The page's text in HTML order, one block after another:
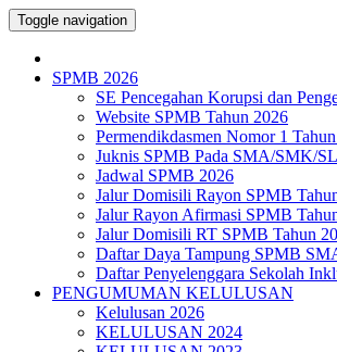
Toggle navigation
SPMB 2026
SE Pencegahan Korupsi dan
Website SPMB Tahun 2026
Permendikdasmen Nomor 1
Juknis SPMB Pada SMA/SMK/
Jadwal SPMB 2026
Jalur Domisili Rayon SPMB
Jalur Rayon Afirmasi SPMB
Jalur Domisili RT SPMB Tahun
Daftar Daya Tampung SPMB
Daftar Penyelenggara Sekolah
PENGUMUMAN KELULUSAN
Kelulusan 2026
KELULUSAN 2024